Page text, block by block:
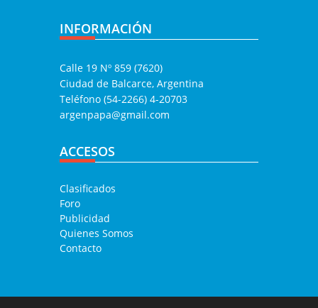
INFORMACIÓN
Calle 19 Nº 859 (7620)
Ciudad de Balcarce, Argentina
Teléfono (54-2266) 4-20703
argenpapa@gmail.com
ACCESOS
Clasificados
Foro
Publicidad
Quienes Somos
Contacto